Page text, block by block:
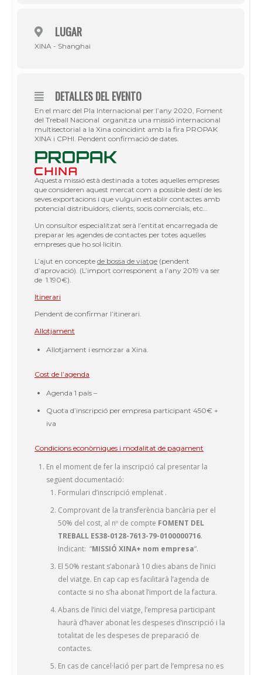
LUGAR
XINA - Shanghai
DETALLES DEL EVENTO
En el marc del Pla Internacional per l’any 2020, Foment
del Treball Nacional organitza una missió internacional
multisectorial a la Xina coincidint amb la fira PROPAK
XINA i CPHI. Pendent confirmació de dates.
Aquesta missió està destinada a totes aquelles empreses
que consideren aquest mercat com a possible destí de les
seves exportacions i que vulguin establir contactes amb
potencial distribuïdors, clients, socis comercials, etc…
Un consultor especialitzat serà l’entitat encarregada de
preparar les agendes de contactes per totes aquelles
empreses que ho sol·licitin.
L’ajut en concepte de bossa de viatge (pendent
d’aprovació). (L’import corresponent a l’any 2019 va ser
de 1.190€).
Itinerari
Pendent de confirmar l’itinerari.
Allotjament
Allotjament i esmorzar a Xina.
Cost de l’agenda
Agenda 1 país –
Quota d’inscripció per empresa participant 450€ +
iva
Condicions econòmiques i modalitat de pagament
En el moment de fer la inscripció cal presentar la
següent documentació:
Formulari d’inscripció emplenat .
Comprovant de la transferència bancària per el
50% del cost, al nº de compte FOMENT DEL
TREBALL ES38-0128-7613-79-0100000716.
Indicant: “MISSIÓ XINA+ nom empresa“.
El 50% restant s’abonarà 10 dies abans de l’inici
del viatge. En cap cap es facilitarà l’agenda de
contacte si no s’ha abonat l’import de la factura.
Abans de l’inici del viatge, l’empresa participant
haurà d’haver abonat les despeses d’inscripció i la
totalitat de les despeses de preparació de
contactes.
En cas de cancel·lació per part de l’empresa no es